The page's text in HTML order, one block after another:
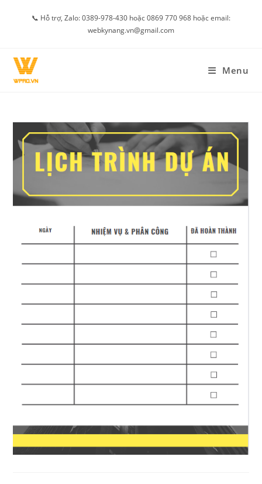
📞 Hỗ trợ, Zalo: 0389-978-430 hoặc 0869 770 968 hoặc email:
webkynang.vn@gmail.com
Menu